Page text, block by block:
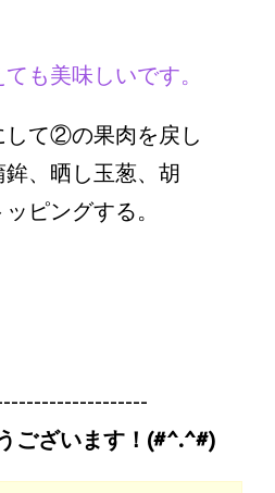
も美味しいです。
て②の果肉を戻し
、晒し玉葱、胡
ピングする。
ございます！(#^.^#)